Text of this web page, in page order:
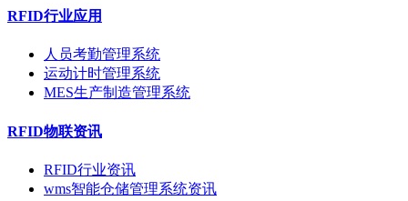
RFID行业应用
人员考勤管理系统
运动计时管理系统
MES生产制造管理系统
RFID物联资讯
RFID行业资讯
wms智能仓储管理系统资讯